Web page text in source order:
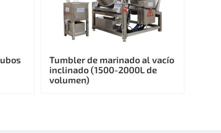
Tumbler de marinado al vacío
inclinado (1500-2000L de
volumen)